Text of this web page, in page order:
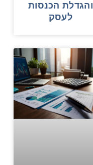
והגדלת הכנסות
לעסק